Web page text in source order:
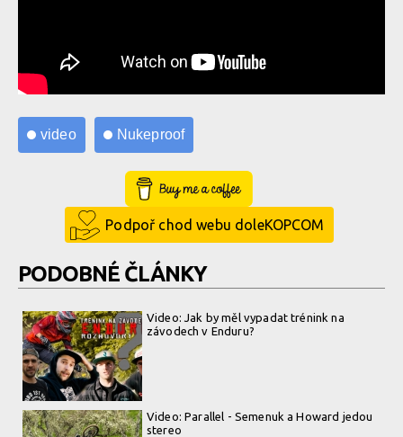
video Nukeproof
Buy Me a Coffee
Podpoř chod webu doleKOPCOM
PODOBNÉ ČLÁNKY
Video: Jak by měl vypadat trénink na
závodech v Enduru?
Video: Parallel - Semenuk a Howard jedou
stereo